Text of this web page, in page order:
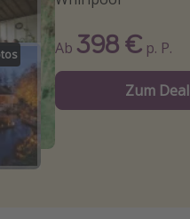
Ab398 € p. P.
Zum Deal